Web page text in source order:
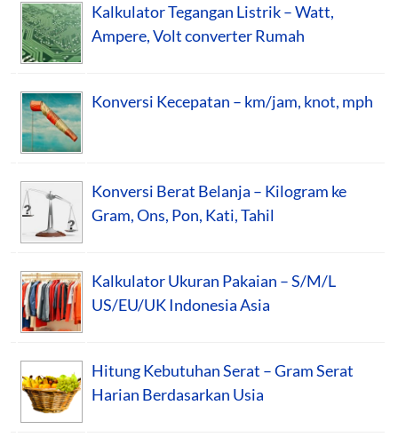
Kalkulator Tegangan Listrik – Watt,
Ampere, Volt converter Rumah
Konversi Kecepatan – km/jam, knot, mph
Konversi Berat Belanja – Kilogram ke
Gram, Ons, Pon, Kati, Tahil
Kalkulator Ukuran Pakaian – S/M/L
US/EU/UK Indonesia Asia
Hitung Kebutuhan Serat – Gram Serat
Harian Berdasarkan Usia